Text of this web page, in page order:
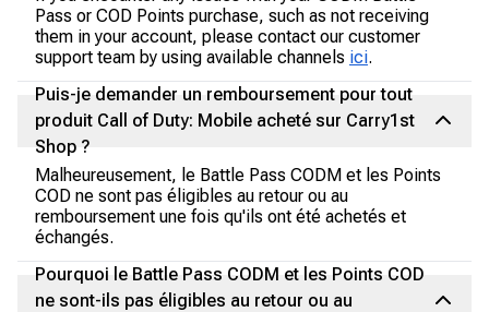
Pass or COD Points purchase, such as not receiving
them in your account, please contact our customer
support team by using available channels ici.
Puis-je demander un remboursement pour tout
produit Call of Duty: Mobile acheté sur Carry1st
Shop ?
Malheureusement, le Battle Pass CODM et les Points
COD ne sont pas éligibles au retour ou au
remboursement une fois qu'ils ont été achetés et
échangés.
Pourquoi le Battle Pass CODM et les Points COD
ne sont-ils pas éligibles au retour ou au